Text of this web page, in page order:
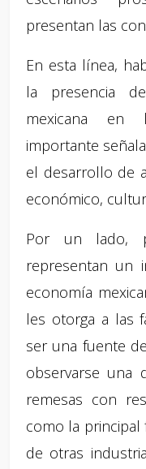
presentan las
En esta línea,
la presencia
mexicana en
importante
el desarrollo de
económico,
Por un lado,
representan un
economía
les otorga a las
ser una fuente
observarse una
remesas con
como la principal
de otras